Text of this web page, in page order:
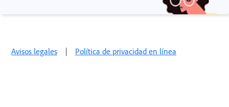
Avisos legales | Política de privacidad en línea